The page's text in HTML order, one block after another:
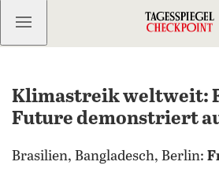
Kostenlos anmelden
Klimastreik weltweit:
Future demonstriert
Brasilien, Bangladesch, Berlin: